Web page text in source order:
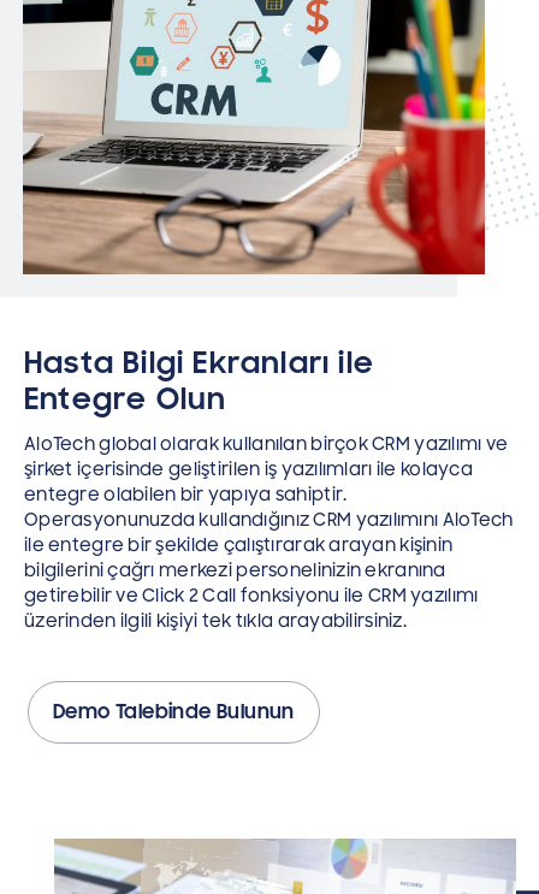
Hasta Bilgi Ekranları ile
Entegre Olun
AloTech global olarak kullanılan birçok CRM yazılımı ve
şirket içerisinde geliştirilen iş yazılımları ile kolayca
entegre olabilen bir yapıya sahiptir.
Operasyonunuzda kullandığınız CRM yazılımını AloTech
ile entegre bir şekilde çalıştırarak arayan kişinin
bilgilerini çağrı merkezi personelinizin ekranına
getirebilir ve Click 2 Call fonksiyonu ile CRM yazılımı
üzerinden ilgili kişiyi tek tıkla arayabilirsiniz.
Demo Talebinde Bulunun